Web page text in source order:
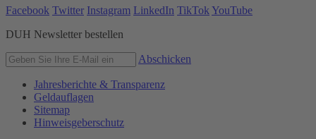
Facebook Twitter Instagram LinkedIn TikTok YouTube
DUH Newsletter bestellen
Abschicken
Jahresberichte & Transparenz
Geldauflagen
Sitemap
Hinweisgeberschutz